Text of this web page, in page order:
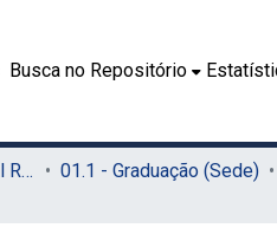
Busca no Repositório
01. Universidade Federal Rural de Pernambuco - UFRPE (Sede) 01.1 - Graduação (Sede)